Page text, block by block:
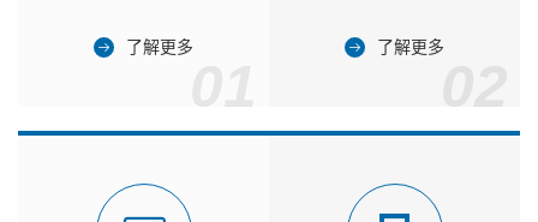
了解更多 了解更多